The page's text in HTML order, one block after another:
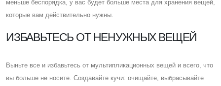
меньше беспорядка, у вас будет больше места для хранения вещей,
которые вам действительно нужны.
ИЗБАВЬТЕСЬ ОТ НЕНУЖНЫХ ВЕЩЕЙ
Выньте все и избавьтесь от мультипликационных вещей и всего, что
вы больше не носите. Cоздавайте кучи: очищайте, выбрасывайте